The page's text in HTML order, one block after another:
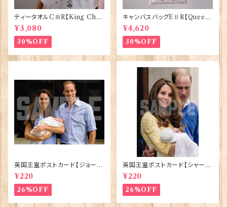
ティータオルCⅢR【King Char
lesⅢ Coronation】Victoria
Eggs 50129
¥3,080
30%OFF
キャンバスバッグEⅡR【Queen
ElizabethⅡ Commemorativ
e】Victoria Eggs 90332
¥4,620
30%OFF
英国王室ポストカード【ジョージ
王子ご誕生】Pageantry Post
card 90183-JEF100
¥220
26%OFF
英国王室ポストカード【シャーロ
ット王女2】Pageantry Postca
rd 90183-JEF202
¥220
26%OFF